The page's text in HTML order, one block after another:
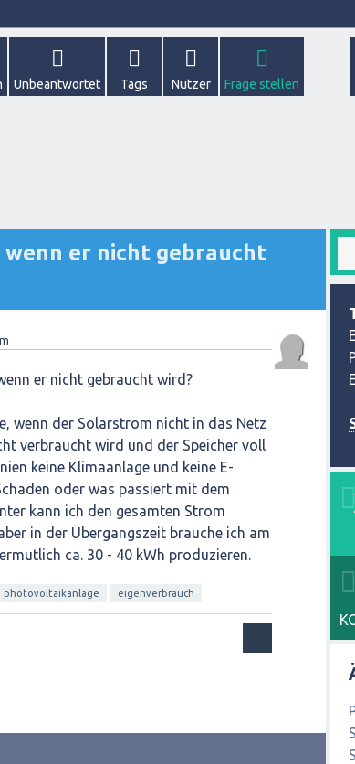
Unbeantwortet Tags Nutzer Frage stellen
wenn er nicht gebraucht
er nicht gebraucht wird?
wenn der Solarstrom nicht in das Netz
verbraucht wird und der Speicher voll
keine Klimaanlage und keine E-
oder was passiert mit dem
kann ich den gesamten Strom
in der Übergangszeit brauche ich am
ca. 30 - 40 kWh produzieren.
photovoltaikanlage eigenverbrauch